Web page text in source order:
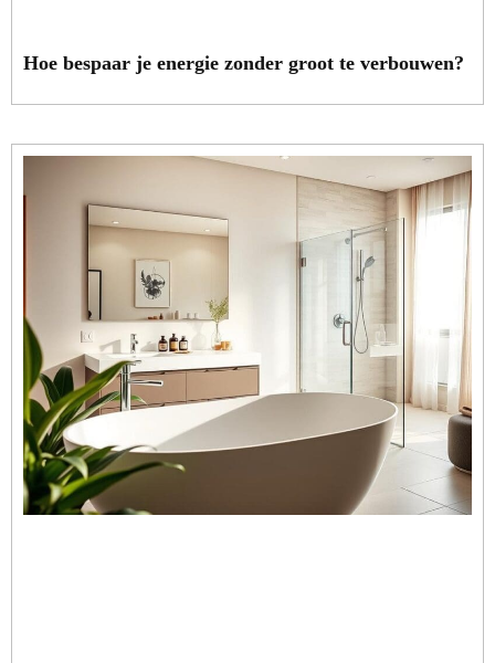
Hoe bespaar je energie zonder groot te verbouwen?